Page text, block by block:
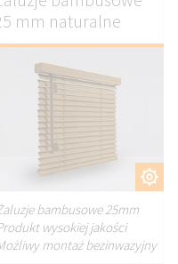
mm naturalne
bambusowe 25mm
wysokiej jakości
montaż bezinwazyjny